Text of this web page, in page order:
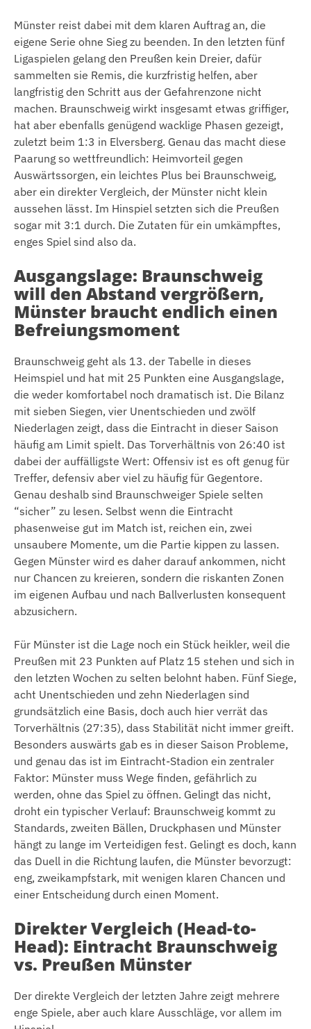
Münster reist dabei mit dem klaren Auftrag an, die
eigene Serie ohne Sieg zu beenden. In den letzten fünf
Ligaspielen gelang den Preußen kein Dreier, dafür
sammelten sie Remis, die kurzfristig helfen, aber
langfristig den Schritt aus der Gefahrenzone nicht
machen. Braunschweig wirkt insgesamt etwas griffiger,
hat aber ebenfalls genügend wacklige Phasen gezeigt,
zuletzt beim 1:3 in Elversberg. Genau das macht diese
Paarung so wettfreundlich: Heimvorteil gegen
Auswärtssorgen, ein leichtes Plus bei Braunschweig,
aber ein direkter Vergleich, der Münster nicht klein
aussehen lässt. Im Hinspiel setzten sich die Preußen
sogar mit 3:1 durch. Die Zutaten für ein umkämpftes,
enges Spiel sind also da.
Ausgangslage: Braunschweig
will den Abstand vergrößern,
Münster braucht endlich einen
Befreiungsmoment
Braunschweig geht als 13. der Tabelle in dieses
Heimspiel und hat mit 25 Punkten eine Ausgangslage,
die weder komfortabel noch dramatisch ist. Die Bilanz
mit sieben Siegen, vier Unentschieden und zwölf
Niederlagen zeigt, dass die Eintracht in dieser Saison
häufig am Limit spielt. Das Torverhältnis von 26:40 ist
dabei der auffälligste Wert: Offensiv ist es oft genug für
Treffer, defensiv aber viel zu häufig für Gegentore.
Genau deshalb sind Braunschweiger Spiele selten
“sicher” zu lesen. Selbst wenn die Eintracht
phasenweise gut im Match ist, reichen ein, zwei
unsaubere Momente, um die Partie kippen zu lassen.
Gegen Münster wird es daher darauf ankommen, nicht
nur Chancen zu kreieren, sondern die riskanten Zonen
im eigenen Aufbau und nach Ballverlusten konsequent
abzusichern.
Für Münster ist die Lage noch ein Stück heikler, weil die
Preußen mit 23 Punkten auf Platz 15 stehen und sich in
den letzten Wochen zu selten belohnt haben. Fünf Siege,
acht Unentschieden und zehn Niederlagen sind
grundsätzlich eine Basis, doch auch hier verrät das
Torverhältnis (27:35), dass Stabilität nicht immer greift.
Besonders auswärts gab es in dieser Saison Probleme,
und genau das ist im Eintracht-Stadion ein zentraler
Faktor: Münster muss Wege finden, gefährlich zu
werden, ohne das Spiel zu öffnen. Gelingt das nicht,
droht ein typischer Verlauf: Braunschweig kommt zu
Standards, zweiten Bällen, Druckphasen und Münster
hängt zu lange im Verteidigen fest. Gelingt es doch, kann
das Duell in die Richtung laufen, die Münster bevorzugt:
eng, zweikampfstark, mit wenigen klaren Chancen und
einer Entscheidung durch einen Moment.
Direkter Vergleich (Head-to-
Head): Eintracht Braunschweig
vs. Preußen Münster
Der direkte Vergleich der letzten Jahre zeigt mehrere
enge Spiele, aber auch klare Ausschläge, vor allem im